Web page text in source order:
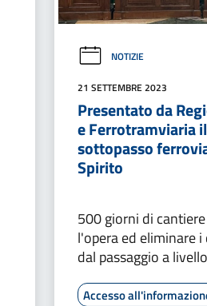
NOTIZIE
21 SETTEMBRE 2023
Presentato da
e Ferrotramviaria
sottopasso
Spirito
500 giorni di
l'opera ed eliminare i
dal passaggio a livello
Accesso